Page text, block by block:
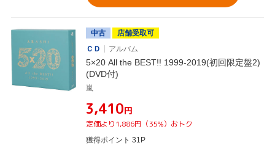
中古
店舗受取可
ＣＤ
アルバム
5×20 All the BEST!! 1999-2019(初回限定盤2)
(DVD付)
嵐
¥3,410円
定価より1,886円（35%）おトク
獲得ポイント 31P